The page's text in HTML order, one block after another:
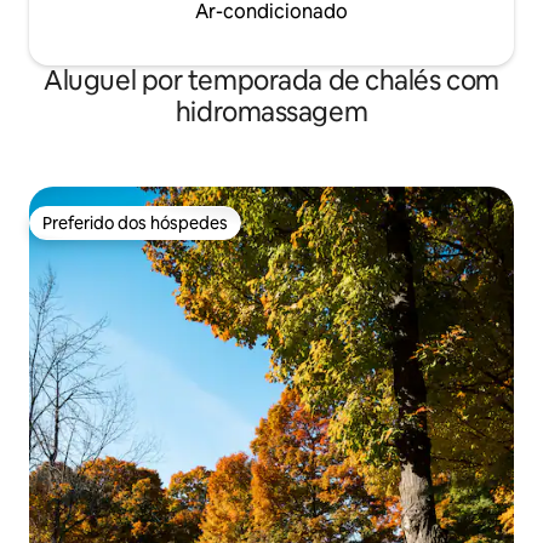
Ar-condicionado
Aluguel por temporada de chalés com
hidromassagem
Preferido dos hóspedes
Preferido dos hóspedes